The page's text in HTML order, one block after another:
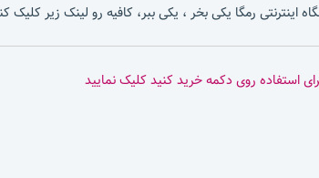
اینترنتی رمگا یکی بخر ، یکی ببر، کافیه رو لینک زیر کلیک
استفاده روی دکمه خرید کنید کلیک نمایید